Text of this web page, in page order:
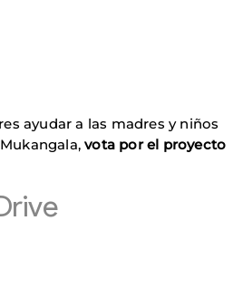
ayudar a las madres y niños
vota por el proyecto